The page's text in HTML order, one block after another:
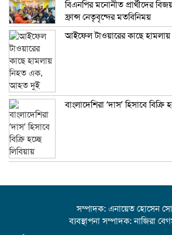
বিএনপির মনোনীত প্রার্থীদের
ফ্রান্স নেতৃবৃন্দের মতবিনিময়
আইফেল টাওয়ারের কাছে
বাংলাদেশিরা ‘দাস’ হিসাবে বিক্রি
সম্পাদক: এনায়েত হোসেন
ব্যবস্থাপনা সম্পাদক: নাজিরা